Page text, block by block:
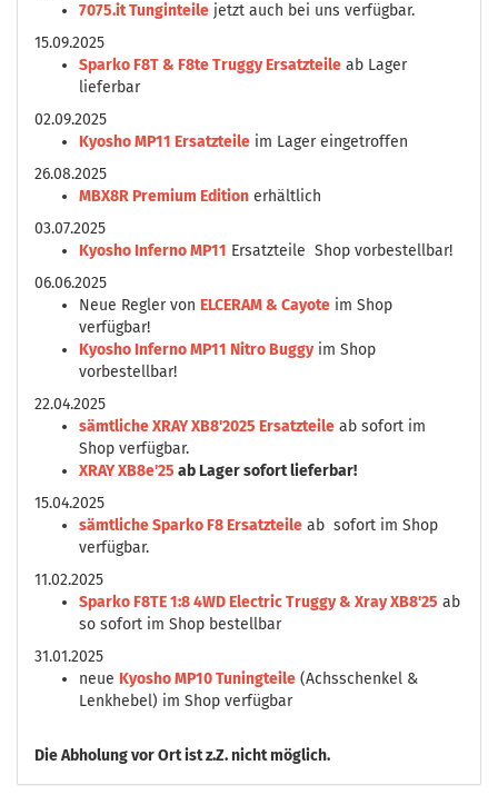
7075.it Tunginteile jetzt auch bei uns verfügbar.
15.09.2025
Sparko F8T & F8te Truggy Ersatzteile ab Lager
lieferbar
02.09.2025
Kyosho MP11 Ersatzteile im Lager eingetroffen
26.08.2025
MBX8R Premium Edition erhältlich
03.07.2025
Kyosho Inferno MP11 Ersatzteile Shop vorbestellbar!
06.06.2025
Neue Regler von ELCERAM & Cayote im Shop
verfügbar!
Kyosho Inferno MP11 Nitro Buggyim Shop
vorbestellbar!
22.04.2025
sämtliche XRAY XB8'2025 Ersatzteile ab sofort im
Shop verfügbar.
XRAY XB8e'25 ab Lager sofort lieferbar!
15.04.2025
sämtliche Sparko F8 Ersatzteile ab sofort im Shop
verfügbar.
11.02.2025
Sparko F8TE 1:8 4WD Electric Truggy & Xray XB8'25 ab
so sofort im Shop bestellbar
31.01.2025
neue Kyosho MP10 Tuningteile (Achsschenkel &
Lenkhebel) im Shop verfügbar
DieAbholung vor Ort ist z.Z. nicht möglich.